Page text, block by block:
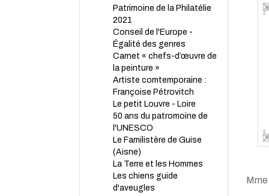
TP - Février 2023
TP - Janvier 2023
TP - Novembre 2022
TP - Octobre 2022
TP - Septembre 2022
TP - Août 2022
TP - Juillet 2022
TP - Juin 2022
TP - Mai 2022
TP - Avril 2022
TP - Mars 2022
TP - Février 2022
TP - Janvier 2022
TP - Novembre 2021
TP - Octobre 2021
TP - Septembre 2021
Patrimoine de la Philatélie
2021
Conseil de l'Europe -
Égalité des genres
Carnet « chefs-d’œuvre de
la peinture »
Artiste comtemporaine :
Françoise Pétrovitch
Le petit Louvre - Loire
50 ans du patromoine de
l'UNESCO
Le Familistère de Guise
(Aisne)
La Terre et les Hommes
Les chiens guide
d'aveugles